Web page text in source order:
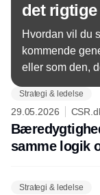
det rigtige
Hvordan vil du
kommende
eller som den,
Sara Krüger
vicekansler
netværkets
Strategi & ledelse
29.05.2026
samme logik
Strategi & ledelse